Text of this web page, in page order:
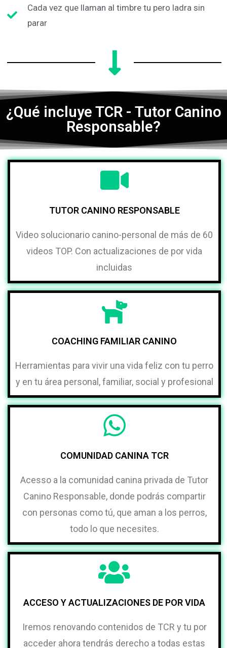
Cada vez que llaman al timbre tu pero ladra sin
parar
¿Qué incluye TCR - Tutor Canino
Responsable?
TUTOR CANINO RESPONSABLE
Video solucionario canino-personal de más de 60
videos TOP. Con actualizaciones de por vida
incluidas
COACHING FAMILIAR CANINO
Herramientas para vivir una vida feliz con tu perro
y en tu área personal, familiar, social y profesional
COMUNIDAD CANINA TCR
Acesso a la comunidad canina privada de Tutor
Canino Responsable, donde podrás compartir
con personas como tú, que aman a los perros,
todo lo que necesites.
ACCESO Y ACTUALIZACIONES DE POR VIDA
Iremos renovando contenidos de TCR y tu por
acceder ahora tendrás derecho a todas estas